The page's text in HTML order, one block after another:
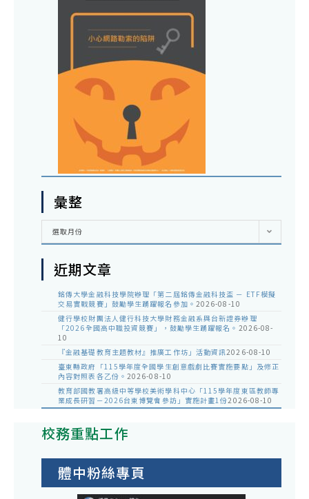
彙整
彙
選取月份
近期文章
銘傳大學金融科技學院辦理「第二屆銘傳金融科技盃 － ETF模擬
交易實戰競賽」鼓勵學生踴躍報名參加。 2026-08-10
健行學校財團法人健行科技大學財務金融系與台新證券辦理
「2026全國高中職投資競賽」，鼓勵學生踴躍報名。 2026-08-
10
『金融基礎教育主題教材』推廣工作坊」活動資訊2026-08-10
臺東縣政府「115學年度全國學生創意戲劇比賽實施要點」及修正
內容對照表各乙份。 2026-08-10
教育部國教署高級中等學校美術學科中心「115學年度東區教師專
業成長研習－2026台東博覽會參訪」實施計畫1份2026-08-10
校務重點工作
體中粉絲專頁